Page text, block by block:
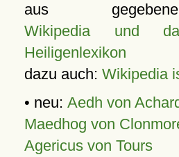
aus
Wikipedia und
Heiligenlexikon
dazu auch: Wikipedia
• neu: Aedh von
Maedhog von
Agericus von Tours